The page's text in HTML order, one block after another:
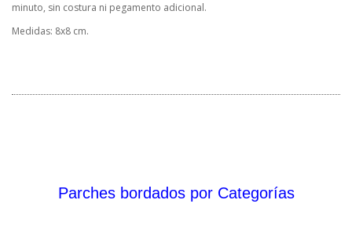
minuto, sin costura ni pegamento adicional.
Medidas: 8x8 cm.
Parches bordados por Categorías